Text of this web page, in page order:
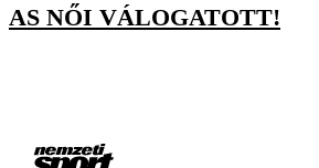
AS NŐI VÁLOGATOTT!